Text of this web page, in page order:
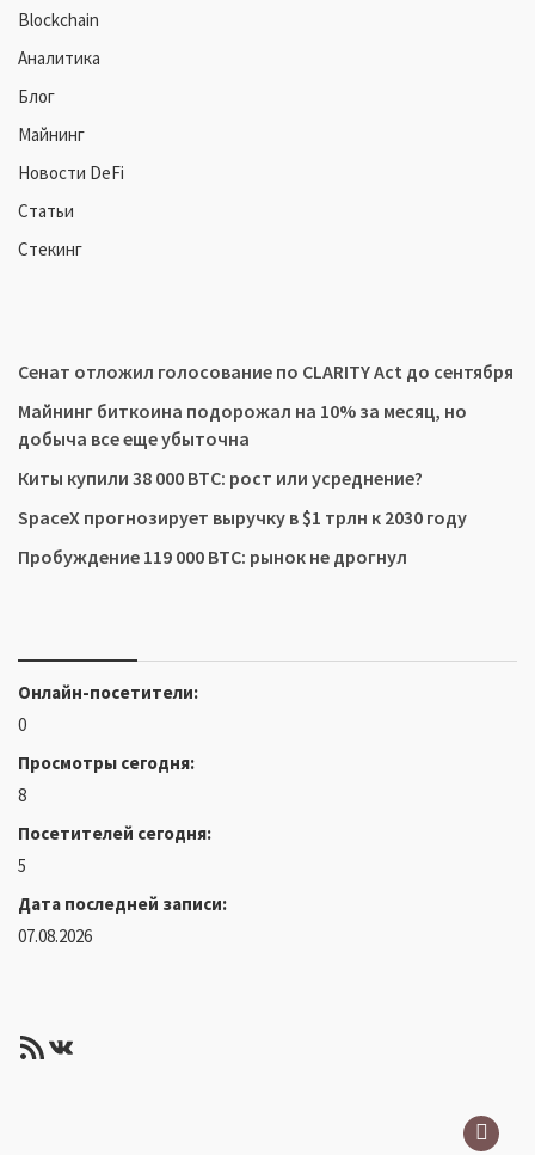
Blockchain
Аналитика
Блог
Майнинг
Новости DeFi
Статьи
Стекинг
Сенат отложил голосование по CLARITY Act до сентября
Майнинг биткоина подорожал на 10% за месяц, но
добыча все еще убыточна
Киты купили 38 000 BTC: рост или усреднение?
SpaceX прогнозирует выручку в $1 трлн к 2030 году
Пробуждение 119 000 BTC: рынок не дрогнул
Онлайн-посетители:
0
Просмотры сегодня:
8
Посетителей сегодня:
5
Дата последней записи:
07.08.2026
RSS-лентаВКонтакте